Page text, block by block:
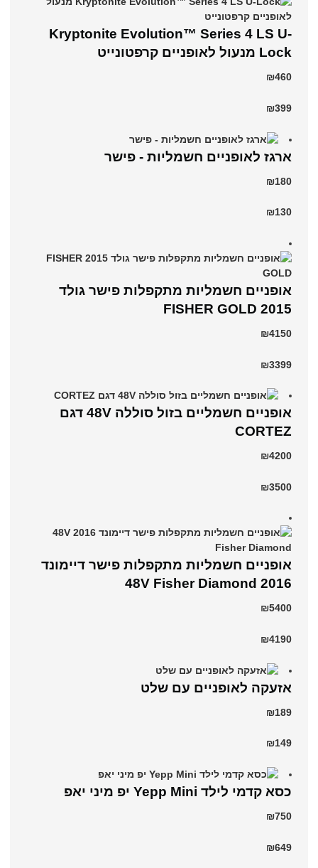
Kryptonite Evolution™ Series 4 LS U-
Lock מנעול לאופניים קרפטונייט
₪460
₪399
ארגז לאופניים חשמליות - פישר
₪180
₪130
אופניים חשמליות מתקפלות פישר גולד
2015 FISHER GOLD
₪4150
₪3399
אופניים חשמליים בזול סוללה 48V דגם
CORTEZ
₪4200
₪3500
אופניים חשמליות מתקפלות פישר דיימונד
2016 48V Fisher Diamond
₪5400
₪4190
אזעקה לאופניים עם שלט
₪189
₪149
כסא קדמי לילד Yepp Mini יפ מיני יאפ
₪750
₪649